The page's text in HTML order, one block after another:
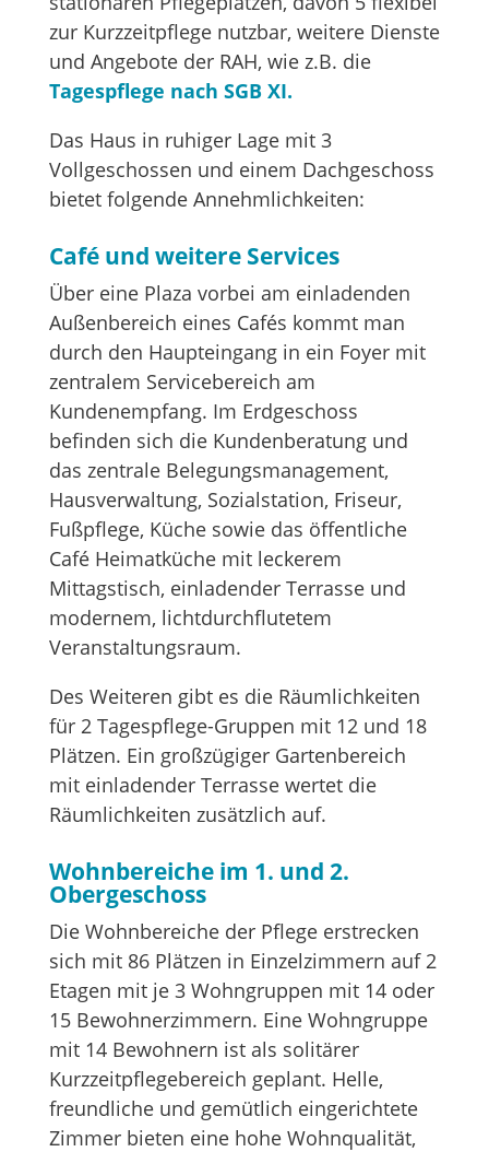
zur Kurzzeitpflege nutzbar, weitere Dienste
und Angebote der RAH, wie z.B. die
Tagespflege nach SGB XI.
Das Haus in ruhiger Lage mit 3
Vollgeschossen und einem Dachgeschoss
bietet folgende Annehmlichkeiten:
Café und weitere Services
Über eine Plaza vorbei am einladenden
Außenbereich eines Cafés kommt man
durch den Haupteingang in ein Foyer mit
zentralem Servicebereich am
Kundenempfang. Im Erdgeschoss
befinden sich die Kundenberatung und
das zentrale Belegungsmanagement,
Hausverwaltung, Sozialstation, Friseur,
Fußpflege, Küche sowie das öffentliche
Café Heimatküche mit leckerem
Mittagstisch, einladender Terrasse und
modernem, lichtdurchflutetem
Veranstaltungsraum.
Des Weiteren gibt es die Räumlichkeiten
für 2 Tagespflege-Gruppen mit 12 und 18
Plätzen. Ein großzügiger Gartenbereich
mit einladender Terrasse wertet die
Räumlichkeiten zusätzlich auf.
Wohnbereiche im 1. und 2.
Obergeschoss
Die Wohnbereiche der Pflege erstrecken
sich mit 86 Plätzen in Einzelzimmern auf 2
Etagen mit je 3 Wohngruppen mit 14 oder
15 Bewohnerzimmern. Eine Wohngruppe
mit 14 Bewohnern ist als solitärer
Kurzzeitpflegebereich geplant. Helle,
freundliche und gemütlich eingerichtete
Zimmer bieten eine hohe Wohnqualität,